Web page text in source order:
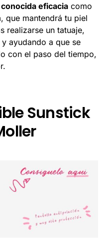
eficacia como
que mantendrá tu piel
realizarse un tatuaje,
ayudando a que se
con el paso del tiempo,
Sunstick